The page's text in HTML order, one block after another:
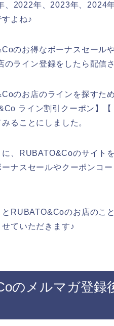
、2022年、2023年、2024
よね♪
のお得なボーナスセール
ライン登録をしたら配信
のお店のラインを探すた
ライン割引クーポン】
ることにしました。
、RUBATO&Coのサイト
ナスセールやクーポンコ
RUBATO&Coのお店のこ
ていただきます♪
のメルマガ登